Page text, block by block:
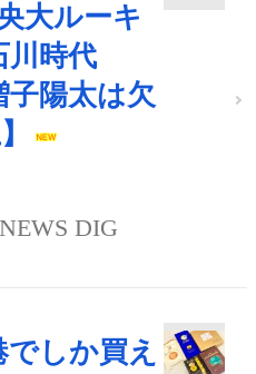
大ルーキ
時代
子陽太は欠
DIG
しか買え